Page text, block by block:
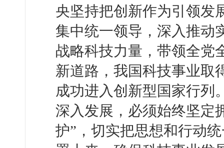
央坚持把创新作为引领发
集中统一领导，深入推动
战略科技力量，带领全党
新道路，我国科技事业取
成功进入创新型国家行列
深入发展，必须始终坚定
护”，切实把思想和行动